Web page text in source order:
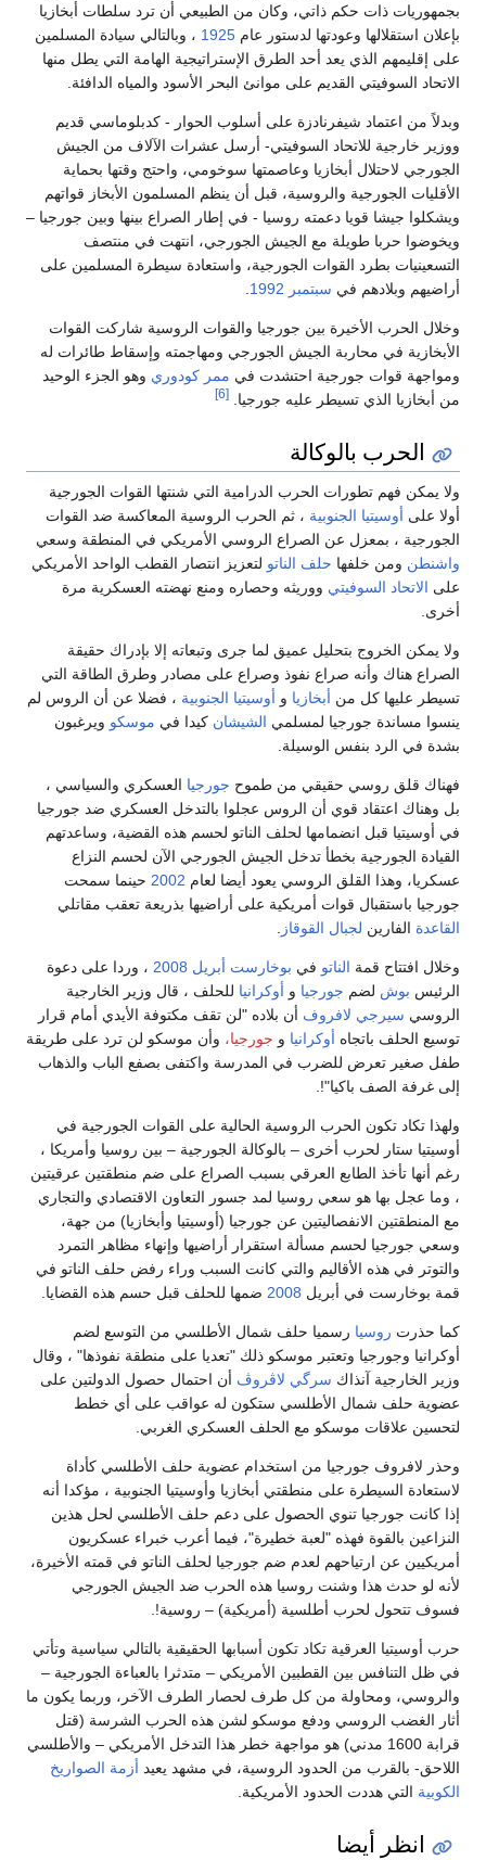
ذات حكم ذاتي، وكان من الطبيعي أن ترد سلطات أبخازيا
استقلالها وعودتها لدستور عام1925 ، وبالتالي سيادة المسلمين
الذي يعد أحد الطرق الإستراتيجية الهامة التي يطل منها
السوفيتي القديم على موانئ البحر الأسود والمياه الدافئة.
اعتماد شيفرنادزة على أسلوب الحوار - كدبلوماسي قديم
للاتحاد السوفيتي- أرسل عشرات الآلاف من الجيش
لاحتلال أبخازيا وعاصمتها سوخومي، واحتج وقتها بحماية
الجورجية والروسية، قبل أن ينظم المسلمون الأبخاز قواتهم
جيشا قويا دعمته روسيا - في إطار الصراع بينها وبين جورجيا –
حربا طويلة مع الجيش الجورجي، انتهت في منتصف
بطرد القوات الجورجية، واستعادة سيطرة المسلمين على
وبلادهم فيسبتمبر 1992
.
الأخيرة بين جورجيا والقوات الروسية شاركت القوات
في محاربة الجيش الجورجي ومهاجمته وإسقاط طائرات له
قوات جورجية احتشدت فيممر كودوريوهو الجزء الوحيد
الذي تسيطر عليه جورجيا.
بالوكالة
فهم تطورات الحرب الدرامية التي شنتها القوات الجورجية
أوسيتيا الجنوبية، ثم الحرب الروسية المعاكسة ضد القوات
، بمعزل عن الصراع الروسي الأمريكي في المنطقة وسعي
ومن خلفهاحلف الناتو لتعزيز انتصار القطب الواحد الأمريكي
السوفيتيووريثه وحصاره ومنع نهضته العسكرية مرة
الخروج بتحليل عميق لما جرى وتبعاته إلا بإدراك حقيقة
هناك وأنه صراع نفوذ وصراع على مصادر وطرق الطاقة التي
عليها كل منأبخازيا وأوسيتيا الجنوبية، فضلا عن أن الروس لم
جورجيا لمسلميالشيشان كيدا فيموسكوويرغبون
الرد بنفس الوسيلة.
قلق روسي حقيقي من طموح جورجياالعسكري والسياسي ،
اعتقاد قوي أن الروس عجلوا بالتدخل العسكري ضد جورجيا
قبل انضمامها لحلف الناتو لحسم هذه القضية، وساعدتهم
الجورجية بخطأ تدخل الجيش الجورجي الآن لحسم النزاع
وهذا القلق الروسي يعود أيضا لعام 2002 حينما سمحت
باستقبال قوات أمريكية على أراضيها بذريعة تعقب مقاتلي
الفارينلجبال القوقاز.
قمةالناتوفيبوخارست أبريل 2008، وردا على دعوة
بوش لضم جورجياو أوكرانياللحلف ، قال وزير الخارجية
سيرجي لافروفأن بلاده "لن تقف مكتوفة الأيدي أمام قرار
باتجاهأوكرانياو جورجيا، وأن موسكو لن ترد على طريقة
تعرض للضرب في المدرسة واكتفى بصفع الباب والذهاب
الصف باكيا"!.
تكون الحرب الروسية الحالية على القوات الجورجية في
ستار لحرب أخرى – بالوكالة الجورجية – بين روسيا وأمريكا ،
تأخذ الطابع العرقي بسبب الصراع على ضم منطقتين عرقيتين
بها هو سعي روسيا لمد جسور التعاون الاقتصادي والتجاري
الانفصاليتين عن جورجيا (أوسيتيا وأبخازيا) من جهة،
لحسم مسألة استقرار أراضيها وإنهاء مظاهر التمرد
في هذه الأقاليم والتي كانت السبب وراء رفض حلف الناتو في
في أبريل 2008ضمها للحلف قبل حسم هذه القضايا.
روسيارسميا حلف شمال الأطلسي من التوسع لضم
وجورجيا وتعتبر موسكو ذلك "تعديا على منطقة نفوذها" ، وقال
آنذاك سرگي لاڤروڤأن احتمال حصول الدولتين على
حلف شمال الأطلسي ستكون له عواقب على أي خطط
علاقات موسكو مع الحلف العسكري الغربي.
جورجيا من استخدام عضوية حلف الأطلسي كأداة
السيطرة على منطقتي أبخازيا وأوسيتيا الجنوبية ، مؤكدا أنه
جورجيا تنوي الحصول على دعم حلف الأطلسي لحل هذين
بالقوة فهذه "لعبة خطيرة"، فيما أعرب خبراء عسكريون
عن ارتياحهم لعدم ضم جورجيا لحلف الناتو في قمته الأخيرة،
حدث هذا وشنت روسيا هذه الحرب ضد الجيش الجورجي
لحرب أطلسية (أمريكية) – روسية!.
العرقية تكاد تكون أسبابها الحقيقية بالتالي سياسية وتأتي
بين القطبين الأمريكي – متدثرا بالعباءة الجورجية –
ومحاولة من كل طرف لحصار الطرف الآخر، وربما يكون ما
الروسي ودفع موسكو لشن هذه الحرب الشرسة (قتل
قرابة 1600 مدني) هو مواجهة خطر هذا التدخل الأمريكي – والأطلسي
بالقرب من الحدود الروسية، في مشهد يعيدأزمة الصواريخ
التي هددت الحدود الأمريكية.
أيضا